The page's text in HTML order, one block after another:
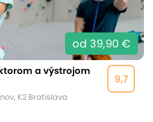
od 39,90 €
9,7
a výstrojom
K2 Bratislava